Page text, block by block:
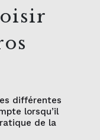
différentes
lorsqu’il
de la